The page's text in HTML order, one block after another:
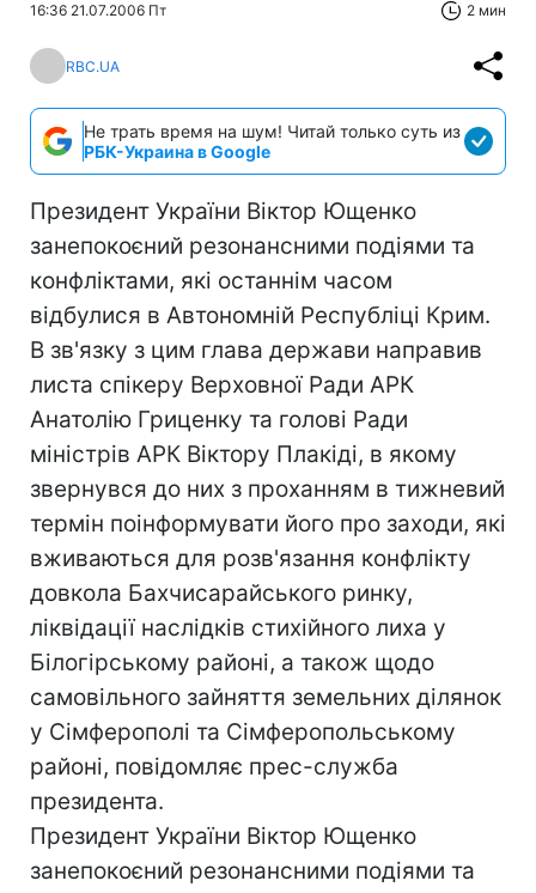
16:36 21.07.2006 Пт 2 мин
RBC.UA
Не трать время на шум! Читай только суть из
РБК-Украина в Google
Президент України Віктор Ющенко
занепокоєний резонансними подіями та
конфліктами, які останнім часом
відбулися в Автономній Республіці Крим.
В зв'язку з цим глава держави направив
листа спікеру Верховної Ради АРК
Анатолію Гриценку та голові Ради
міністрів АРК Віктору Плакіді, в якому
звернувся до них з проханням в тижневий
термін поінформувати його про заходи, які
вживаються для розв'язання конфлікту
довкола Бахчисарайського ринку,
ліквідації наслідків стихійного лиха у
Білогірському районі, а також щодо
самовільного зайняття земельних ділянок
у Сімферополі та Сімферопольському
районі, повідомляє прес-служба
президента.
Президент України Віктор Ющенко
занепокоєний резонансними подіями та